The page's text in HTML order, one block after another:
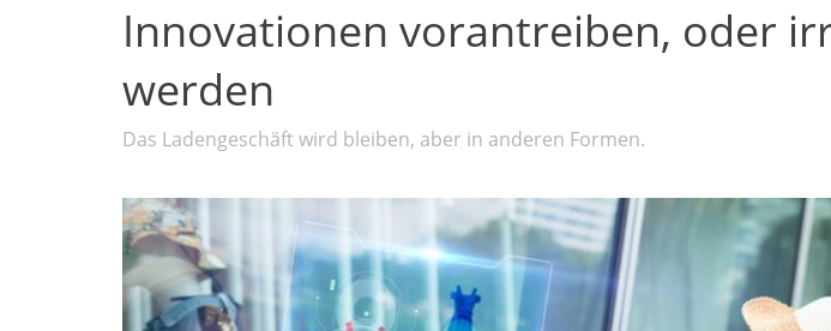
Innovationen vorantreiben, oder
werden
Das Ladengeschäft wird bleiben, aber in anderen Formen.